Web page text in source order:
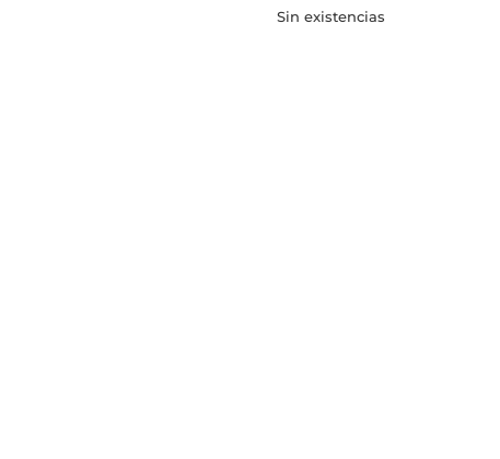
Sin existencias